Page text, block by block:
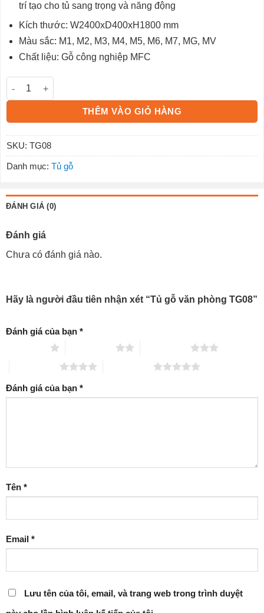
trí tạo cho tủ sang trọng và năng động
Kích thước: W2400xD400xH1800 mm
Màu sắc: M1, M2, M3, M4, M5, M6, M7, MG, MV
Chất liệu: Gỗ công nghiệp MFC
Tủ gỗ văn phòng TG08 số lượng
THÊM VÀO GIỎ HÀNG
SKU: TG08
Danh mục: Tủ gỗ
ĐÁNH GIÁ (0)
Đánh giá
Chưa có đánh giá nào.
Hãy là người đầu tiên nhận xét “Tủ gỗ văn phòng TG08”
Đánh giá của bạn *
Đánh giá của bạn *
Tên *
Email *
Lưu tên của tôi, email, và trang web trong trình duyệt